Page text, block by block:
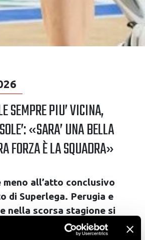
SEMPRE PIU’ VICINA,
«SARA’ UNA BELLA
FORZA È LA SQUADRA»
meno all’atto conclusivo
di Superlega. Perugia e
nella scorsa stagione si
in Semifinale, quest’anno